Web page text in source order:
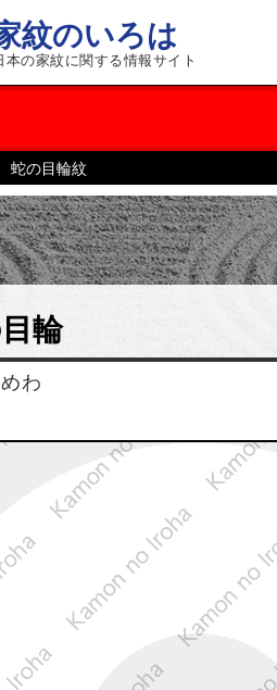
紋のいろは
本の家紋に関する情報サイト
蛇の目輪紋
輪
わ